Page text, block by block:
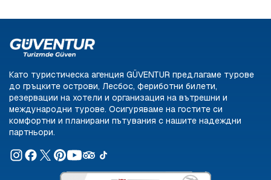
Като туристическа агенция GÜVENTUR предлагаме турове
до гръцките острови, Лесбос, фериботни билети,
резервации на хотели и организация на вътрешни и
международни турове. Осигуряваме на гостите си
комфортни и планирани пътувания с нашите надеждни
партньори.